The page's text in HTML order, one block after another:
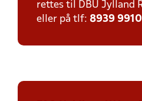
rettes til DBU Jylland
eller på tlf: 8939 9910